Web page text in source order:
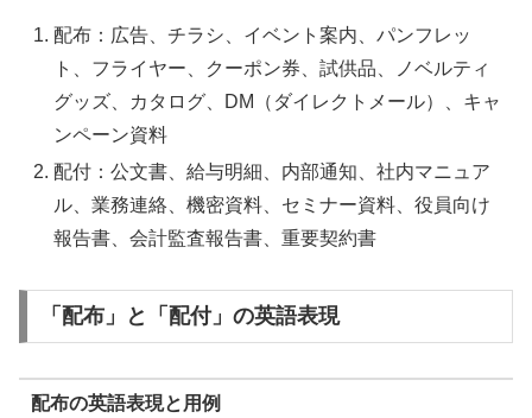
配布：広告、チラシ、イベント案内、パンフレッ
ト、フライヤー、クーポン券、試供品、ノベルティ
グッズ、カタログ、DM（ダイレクトメール）、キャ
ンペーン資料
配付：公文書、給与明細、内部通知、社内マニュア
ル、業務連絡、機密資料、セミナー資料、役員向け
報告書、会計監査報告書、重要契約書
「配布」と「配付」の英語表現
配布の英語表現と用例